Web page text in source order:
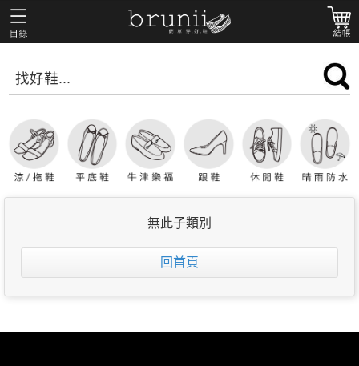
無此子類別
回首頁